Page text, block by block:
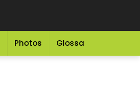
Photos Glossary